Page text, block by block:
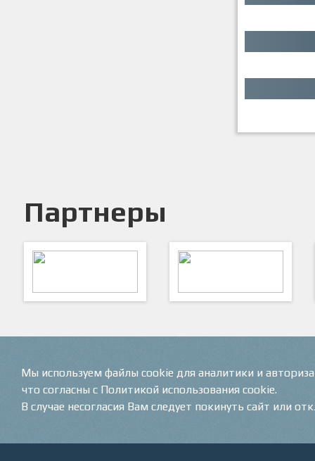
Партнеры
Мы используем файлы cookie для аналитики и
что согласны с Политикой использования cookie.
В случае несогласия Вам следует покинуть сайт или